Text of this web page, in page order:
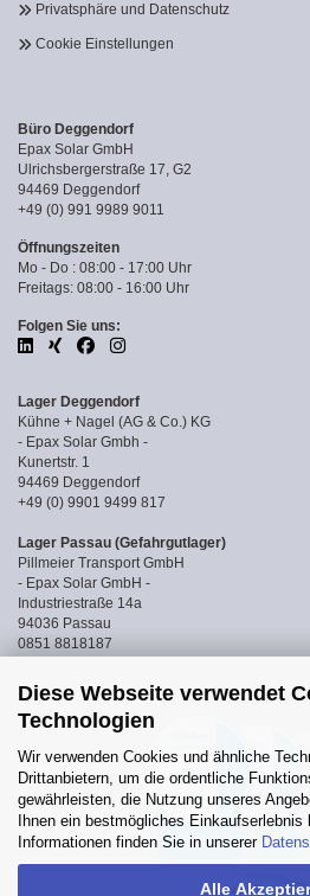
Diese Webseite verwendet
Technologien
Wir verwenden Cookies und ähnliche
Drittanbietern, um die ordentliche
gewährleisten, die Nutzung unseres
Ihnen ein bestmögliches Einkaufserlebnis
Informationen finden Sie in unserer
Alle
Privatsphäre und Datenschutz
Cookie Einstellungen
Büro Deggendorf
Epax Solar GmbH
Ulrichsbergerstraße 17, G2
94469 Deggendorf
+49 (0) 991 9989 9011
Öffnungszeiten
Mo - Do : 08:00 - 17:00 Uhr
Freitags: 08:00 - 16:00 Uhr
Folgen Sie uns:
Lager Deggendorf
Kühne + Nagel (AG & Co.) KG
- Epax Solar Gmbh -
Kunertstr. 1
94469 Deggendorf
+49 (0) 9901 9499 817
Lager Passau (Gefahrgutlager)
Pillmeier Transport GmbH
- Epax Solar GmbH -
Industriestraße 14a
94036 Passau
0851 8818187